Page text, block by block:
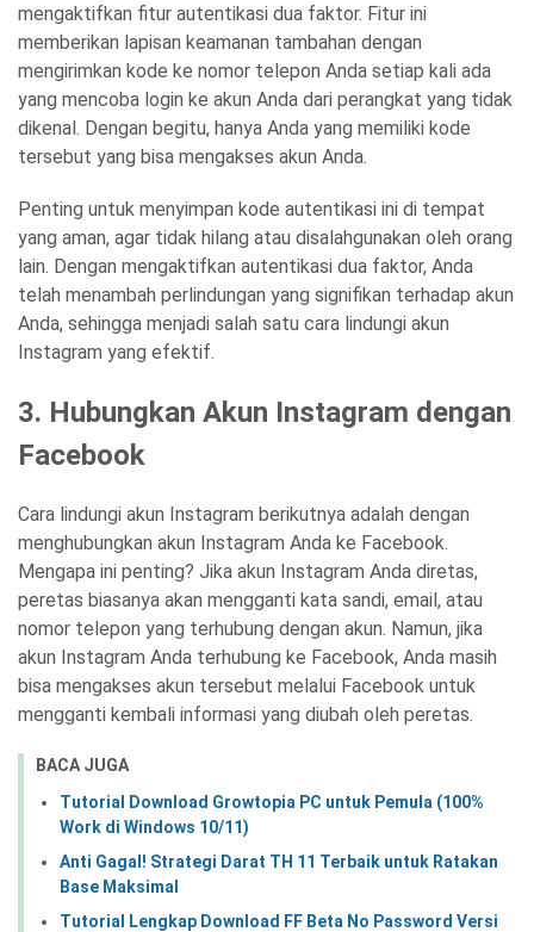
mengaktifkan fitur autentikasi dua faktor. Fitur ini
memberikan lapisan keamanan tambahan dengan
mengirimkan kode ke nomor telepon Anda setiap kali ada
yang mencoba login ke akun Anda dari perangkat yang tidak
dikenal. Dengan begitu, hanya Anda yang memiliki kode
tersebut yang bisa mengakses akun Anda.
Penting untuk menyimpan kode autentikasi ini di tempat
yang aman, agar tidak hilang atau disalahgunakan oleh orang
lain. Dengan mengaktifkan autentikasi dua faktor, Anda
telah menambah perlindungan yang signifikan terhadap akun
Anda, sehingga menjadi salah satu cara lindungi akun
Instagram yang efektif.
3. Hubungkan Akun Instagram dengan
Facebook
Cara lindungi akun Instagram berikutnya adalah dengan
menghubungkan akun Instagram Anda ke Facebook.
Mengapa ini penting? Jika akun Instagram Anda diretas,
peretas biasanya akan mengganti kata sandi, email, atau
nomor telepon yang terhubung dengan akun. Namun, jika
akun Instagram Anda terhubung ke Facebook, Anda masih
bisa mengakses akun tersebut melalui Facebook untuk
mengganti kembali informasi yang diubah oleh peretas.
BACA JUGA
Tutorial Download Growtopia PC untuk Pemula (100%
Work di Windows 10/11)
Anti Gagal! Strategi Darat TH 11 Terbaik untuk Ratakan
Base Maksimal
Tutorial Lengkap Download FF Beta No Password Versi